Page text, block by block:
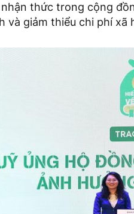
thức trong cộng
và giảm thiểu chi phí xã